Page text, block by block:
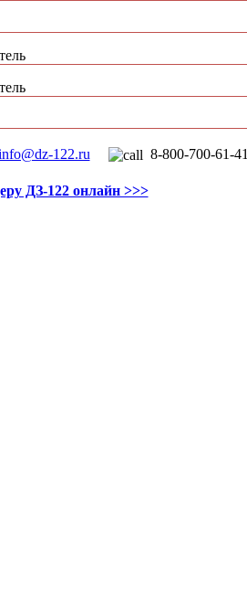
122.ru 8-800-700-61-41
ДЗ-122 онлайн >>>